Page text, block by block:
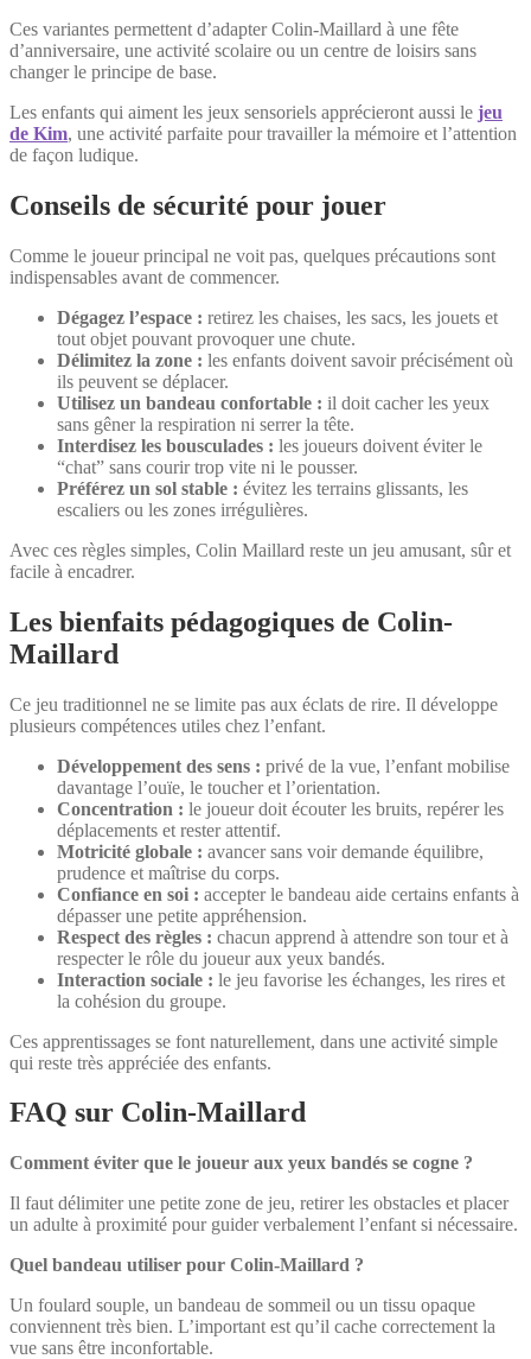
Ces variantes permettent d’adapter Colin-Maillard à une fête
d’anniversaire, une activité scolaire ou un centre de loisirs sans
changer le principe de base.
Les enfants qui aiment les jeux sensoriels apprécieront aussi le jeu
de Kim, une activité parfaite pour travailler la mémoire et l’attention
de façon ludique.
Conseils de sécurité pour jouer
Comme le joueur principal ne voit pas, quelques précautions sont
indispensables avant de commencer.
Dégagez l’espace : retirez les chaises, les sacs, les jouets et
tout objet pouvant provoquer une chute.
Délimitez la zone : les enfants doivent savoir précisément où
ils peuvent se déplacer.
Utilisez un bandeau confortable : il doit cacher les yeux
sans gêner la respiration ni serrer la tête.
Interdisez les bousculades : les joueurs doivent éviter le
“chat” sans courir trop vite ni le pousser.
Préférez un sol stable : évitez les terrains glissants, les
escaliers ou les zones irrégulières.
Avec ces règles simples, Colin Maillard reste un jeu amusant, sûr et
facile à encadrer.
Les bienfaits pédagogiques de Colin-
Maillard
Ce jeu traditionnel ne se limite pas aux éclats de rire. Il développe
plusieurs compétences utiles chez l’enfant.
Développement des sens : privé de la vue, l’enfant mobilise
davantage l’ouïe, le toucher et l’orientation.
Concentration : le joueur doit écouter les bruits, repérer les
déplacements et rester attentif.
Motricité globale : avancer sans voir demande équilibre,
prudence et maîtrise du corps.
Confiance en soi : accepter le bandeau aide certains enfants à
dépasser une petite appréhension.
Respect des règles : chacun apprend à attendre son tour et à
respecter le rôle du joueur aux yeux bandés.
Interaction sociale : le jeu favorise les échanges, les rires et
la cohésion du groupe.
Ces apprentissages se font naturellement, dans une activité simple
qui reste très appréciée des enfants.
FAQ sur Colin-Maillard
Comment éviter que le joueur aux yeux bandés se cogne ?
Il faut délimiter une petite zone de jeu, retirer les obstacles et placer
un adulte à proximité pour guider verbalement l’enfant si nécessaire.
Quel bandeau utiliser pour Colin-Maillard ?
Un foulard souple, un bandeau de sommeil ou un tissu opaque
conviennent très bien. L’important est qu’il cache correctement la
vue sans être inconfortable.